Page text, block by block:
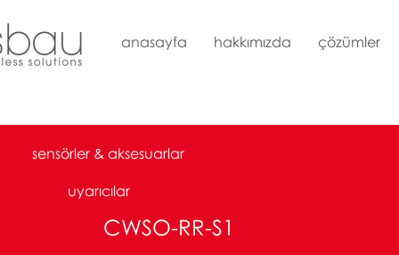
anasayfa hakkımızda çözümler
sensörler & aksesuarlar
uyarıcılar
CWSO-RR-S1